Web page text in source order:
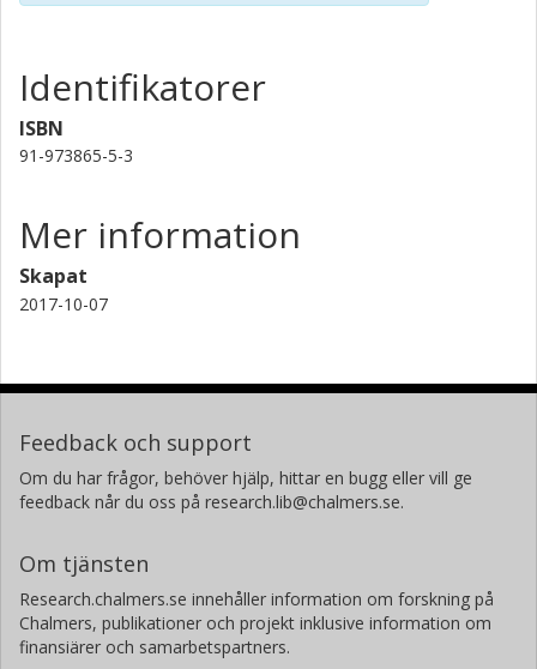
Identifikatorer
ISBN
91-973865-5-3
Mer information
Skapat
2017-10-07
Feedback och support
Om du har frågor, behöver hjälp, hittar en bugg eller vill ge
feedback når du oss på research.lib@chalmers.se.
Om tjänsten
Research.chalmers.se innehåller information om forskning på
Chalmers, publikationer och projekt inklusive information om
finansiärer och samarbetspartners.